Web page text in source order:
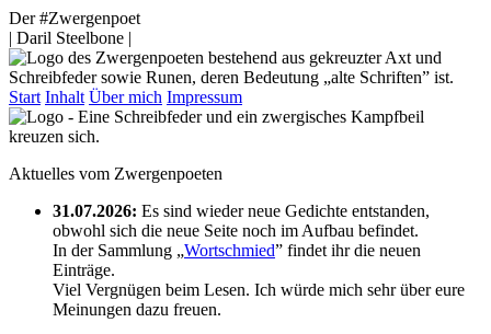
Der #Zwergenpoet
| Daril Steelbone |
Start Inhalt Über mich Impressum
Aktuelles vom Zwergenpoeten
31.07.2026: Es sind wieder neue Gedichte entstanden,
obwohl sich die neue Seite noch im Aufbau befindet.
In der Sammlung „Wortschmied” findet ihr die neuen
Einträge.
Viel Vergnügen beim Lesen. Ich würde mich sehr über eure
Meinungen dazu freuen.